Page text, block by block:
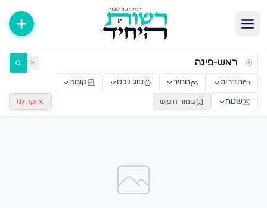
דירות למכירה ולהשכרה — רשות היחיד ✕
חדרים מחיר סוג נכס קומה
שטח שמור חיפוש נקה ( 1
)